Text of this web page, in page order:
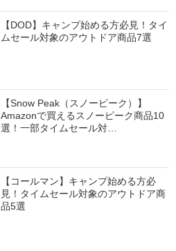
【DOD】キャンプ始める方必見！タイ
ムセール対象のアウトドア商品7選
【Snow Peak（スノーピーク）】
Amazonで買えるスノーピーク商品10
選！一部タイムセール対…
【コールマン】キャンプ始める方必
見！タイムセール対象のアウトドア商
品5選